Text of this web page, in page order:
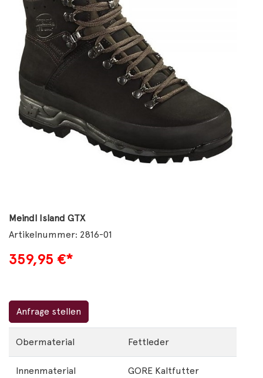
Meindl Island GTX
Artikelnummer: 2816-01
359,95 €*
Anfrage stellen
Obermaterial Fettleder
Innenmaterial GORE Kaltfutter